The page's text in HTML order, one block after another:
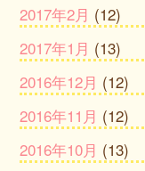
2017年2月 (12)
2017年1月 (13)
2016年12月 (12)
2016年11月 (12)
2016年10月 (13)